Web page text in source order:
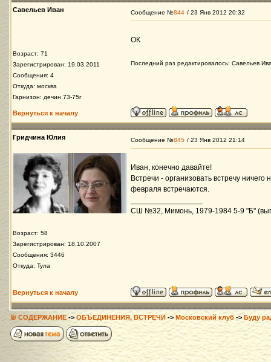
Савельев Иван
Возраст: 71
Зарегистрирован: 19.03.2011
Сообщения: 4
Откуда: москва
Гарнизон: дечин 73-75г
Сообщение №844 / 23 Янв 2012 20:32
ОК
Последний раз редактировалось: Савельев
Вернуться к началу
Гридчина Юлия
Возраст: 58
Зарегистрирован: 18.10.2007
Сообщения: 3446
Откуда: Тула
Сообщение №845 / 23 Янв 2012 21:14
Иван, конечно давайте!
Встречи - организовать встречу
февраля встречаются.
СШ №32, Мимонь, 1979-1984 5-9 "Б"
Вернуться к началу
₪ СОДЕРЖАНИЕ-> ОБЪЕДИНЕНИЯ, ВСТРЕЧИ -> Московский клуб -> Буду